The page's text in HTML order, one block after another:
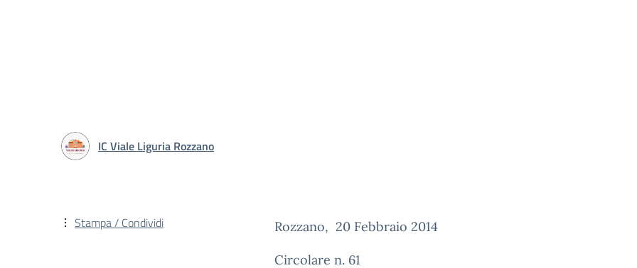
IC Viale Liguria Rozzano
Rozzano, 20 Febbraio 2014
Circolare n. 61
Stampa / Condividi